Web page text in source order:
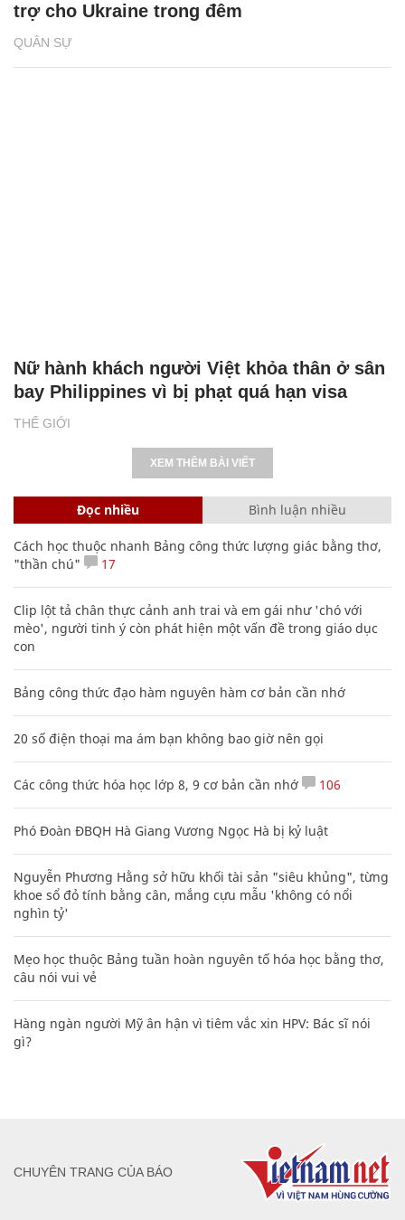
QUÂN SỰ
trợ cho Ukraine trong đêm
THẾ GIỚI
Nữ hành khách người Việt khỏa thân ở sân
bay Philippines vì bị phạt quá hạn visa
XEM THÊM BÀI VIẾT
Đọc nhiều Bình luận nhiều
Cách học thuộc nhanh Bảng công thức lượng giác bằng thơ,
"thần chú"
17
Clip lột tả chân thực cảnh anh trai và em gái như 'chó với
mèo', người tinh ý còn phát hiện một vấn đề trong giáo dục
con
Bảng công thức đạo hàm nguyên hàm cơ bản cần nhớ
20 số điện thoại ma ám bạn không bao giờ nên gọi
Các công thức hóa học lớp 8, 9 cơ bản cần nhớ 106
Phó Đoàn ĐBQH Hà Giang Vương Ngọc Hà bị kỷ luật
Nguyễn Phương Hằng sở hữu khối tài sản "siêu khủng", từng
khoe sổ đỏ tính bằng cân, mắng cựu mẫu 'không có nổi
nghìn tỷ'
Mẹo học thuộc Bảng tuần hoàn nguyên tố hóa học bằng thơ,
câu nói vui vẻ
Hàng ngàn người Mỹ ân hận vì tiêm vắc xin HPV: Bác sĩ nói
gì?
CHUYÊN TRANG CỦA BÁO